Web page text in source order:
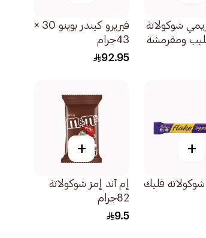
شوكولاتة
ومقرمشة
فيريرو كيندر بوينو 30 ×
43جرام
92.95
+
فليك
+
إم آند إمز شوكولاتة
82جرام
9.5